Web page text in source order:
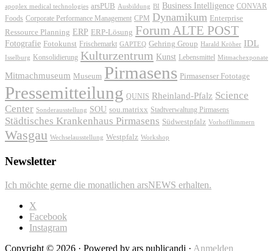
apoplex medical technologies arsPUB Ausbildung BI Business Intelligence CONVAR
Foods Corporate Performance Management CPM Dynamikum Enterprise
Ressource Planning ERP ERP-Lösung Forum ALTE POST
Fotografie Fotokunst Frischemarkt GAPTEQ Gehring Group Harald Kröher IDL
Isselburg Konsolidierung Kulturzentrum Kunst Lebensmittel Mitmachexponate
Mitmachmuseum Museum Pirmasens Pirmasenser Fototage
Pressemitteilung QUNIS Rheinland-Pfalz Science
Center Sonderausstellung SOU sou.matrixx Stadtverwaltung Pirmasens
Städtisches Krankenhaus Pirmasens Südwestpfalz Vorhofflimmern
Wasgau Wechselausstellung Westpfalz Workshop
Newsletter
Ich möchte gerne die monatlichen arsNEWS erhalten.
X
Facebook
Instagram
Copyright © 2026 · Powered by ars publicandi · Anmelden